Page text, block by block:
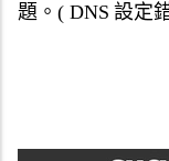
題。( DNS 設定